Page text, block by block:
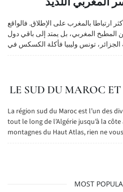
ارتباطا بالمغرب على الإطلاق. فالواقع
المغربي، بل يمتد إلى باقي دول
LE SUD DU MAROC
La région sud du Maroc est l’un des
tout le long de l’Algérie jusqu’à la
montagnes du Haut Atlas, rien ne
MOST